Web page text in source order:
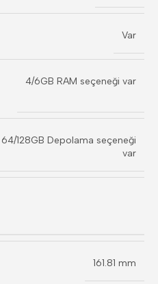
Var
4/6GB RAM seçeneği var
64/128GB Depolama seçeneği
var
161.81 mm